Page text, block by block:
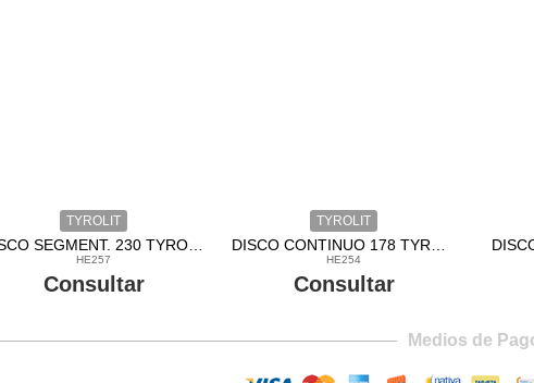
TYROLIT
HE257
Consultar
TYROLIT
HE254
Consultar
Medios de